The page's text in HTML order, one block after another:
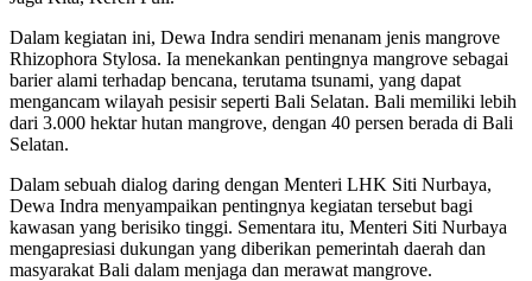
Dalam kegiatan ini, Dewa Indra sendiri menanam jenis mangrove
Rhizophora Stylosa. Ia menekankan pentingnya mangrove sebagai
barier alami terhadap bencana, terutama tsunami, yang dapat
mengancam wilayah pesisir seperti Bali Selatan. Bali memiliki lebih
dari 3.000 hektar hutan mangrove, dengan 40 persen berada di Bali
Selatan.
Dalam sebuah dialog daring dengan Menteri LHK Siti Nurbaya,
Dewa Indra menyampaikan pentingnya kegiatan tersebut bagi
kawasan yang berisiko tinggi. Sementara itu, Menteri Siti Nurbaya
mengapresiasi dukungan yang diberikan pemerintah daerah dan
masyarakat Bali dalam menjaga dan merawat mangrove.